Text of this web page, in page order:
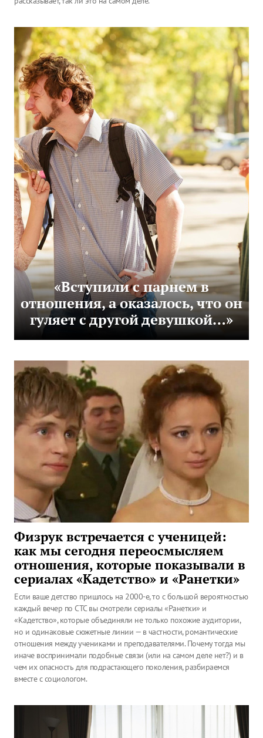
«Вступили с парнем в
отношения, а оказалось, что он
гуляет с другой девушкой…»
Физрук встречается с ученицей:
как мы сегодня переосмысляем
отношения, которые показывали в
сериалах «Кадетство» и «Ранетки»
Если ваше детство пришлось на 2000-е, то с большой вероятностью
каждый вечер по СТС вы смотрели сериалы «Ранетки» и
«Кадетство», которые объединяли не только похожие аудитории,
но и одинаковые сюжетные линии — в частности, романтические
отношения между учениками и преподавателями. Почему тогда мы
иначе воспринимали подобные связи (или на самом деле нет?) и в
чем их опасность для подрастающего поколения, разбираемся
вместе с социологом.